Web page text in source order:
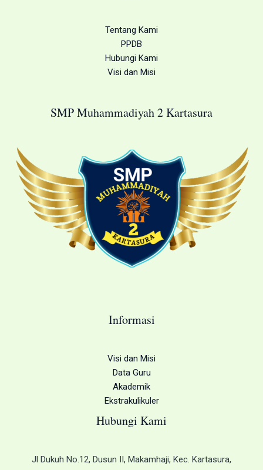
Tentang Kami
PPDB
Hubungi Kami
Visi dan Misi
SMP Muhammadiyah 2 Kartasura
Informasi
Visi dan Misi
Data Guru
Akademik
Ekstrakulikuler
Hubungi Kami
Jl Dukuh No.12, Dusun II, Makamhaji, Kec. Kartasura,